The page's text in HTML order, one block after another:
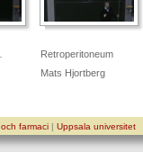
Retroperitoneum
Mats Hjortberg
farmaci| Uppsala universitet